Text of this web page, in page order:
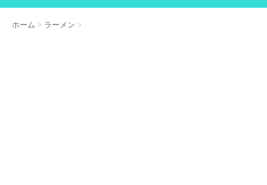
ホーム > ラーメン >